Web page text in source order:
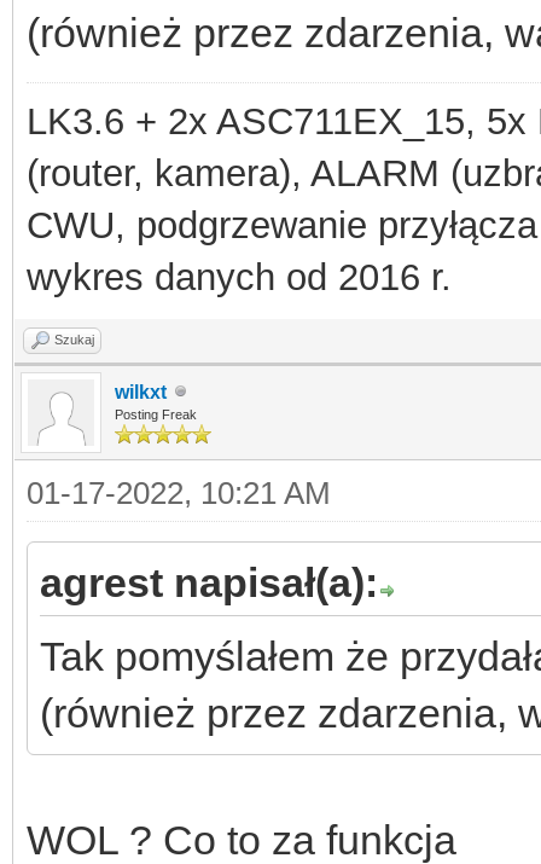
(również przez zdarzenia,
LK3.6 + 2x ASC711EX_15,
(router, kamera), ALARM
CWU, podgrzewanie
wykres danych od 2016 r.
Szukaj
wilkxt
Posting Freak
01-17-2022, 10:21 AM
agrest napisał(a):
Tak pomyślałem że
(również przez zdarzenia,
WOL ? Co to za funkcja